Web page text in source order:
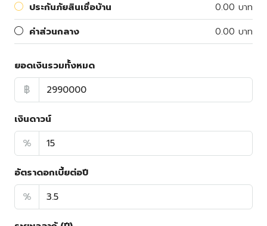
ประกันภัยสินเชื่อบ้าน
0.00 บาท
ค่าส่วนกลาง
0.00 บาท
ยอดเงินรวมทั้งหมด
฿
เงินดาวน์
%
อัตราดอกเบี้ยต่อปี
%